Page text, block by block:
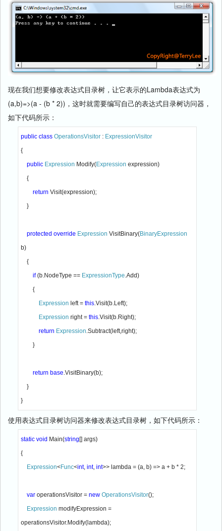
现在我们想要修改表达式目录树，让它表示的Lambda表达式为
(a,b)=>(a - (b * 2))，这时就需要编写自己的表达式目录树访问器，
如下代码所示：
public class OperationsVisitor :
{
public Expression Modify(Expression expression)
return Visit(expression);
protected override Expression VisitBinary(
b)
if (b.NodeType == ExpressionType.Add)
Expression left = this.Visit(b.Left);
Expression right = this.Visit(b.Right);
return Expression.Subtract(left,right);
return base.VisitBinary(b);
}
使用表达式目录树访问器来修改表达式目录树，如下代码所示：
static void Main(string [] args)
{
Expression<Func<int, int, int>> lambda = (a, b) => a + b * 2;
var operationsVisitor = new OperationsVisitor();
Expression modifyExpression =
operationsVisitor.Modify(lambda);